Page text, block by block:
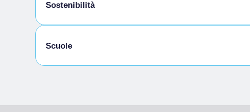
Sostenibilità
Locale ricovero bici
Scuole